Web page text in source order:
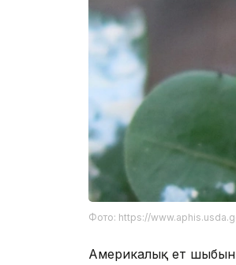
Фото: https://
Америкалық ет